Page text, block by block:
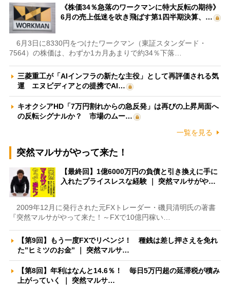
《株価34％急落のワークマンに特大反転の期待》
6月の売上低迷を吹き飛ばす第1四半期決算、…
6月3日に8330円をつけたワークマン（東証スタンダード・
7564）の株価は、わずか1カ月あまりで約34％下落…
三菱重工が「AIインフラの新たな主役」として再評価される気
運 エヌビディアとの提携でAI…
キオクシアHD「7万円割れからの急反発」は再びの上昇局面へ
の反転シグナルか？ 市場のムー…
一覧を見る
突然マルサがやって来た！
【最終回】1億6000万円の負債と引き換えに手に
入れたプライスレスな経験 ｜ 突然マルサがや…
2009年12月に発行された元FXトレーダー・磯貝清明氏の著書
『突然マルサがやって来た！～FXで10億円稼い…
【第9回】もう一度FXでリベンジ！ 種銭は差し押さえを免れ
た”ヒミツのお金” ｜ 突然マルサ…
【第8回】年利はなんと14.6％！ 毎日5万円超の延滞税が積み
上がっていく ｜ 突然マルサ…